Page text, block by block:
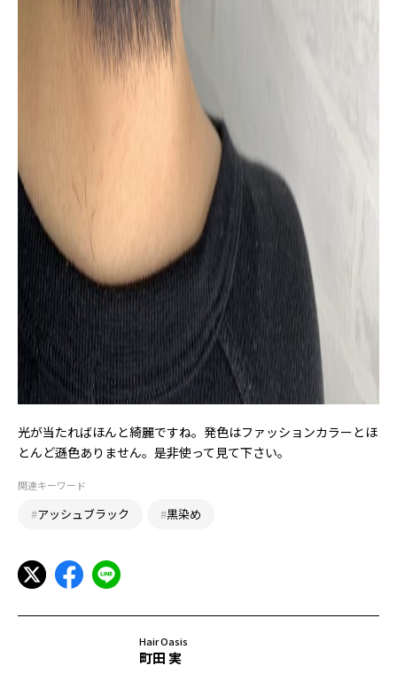
光が当たればほんと綺麗ですね。発色はファッションカラーとほ
とんど遜色ありません。是非使って見て下さい。
関連キーワード
#アッシュブラック #黒染め
Hair Oasis
町田 実